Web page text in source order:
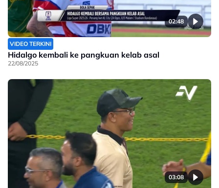
02:48
VIDEO TERKINI
Hidalgo kembali ke pangkuan kelab asal
22/08/2025
03:08